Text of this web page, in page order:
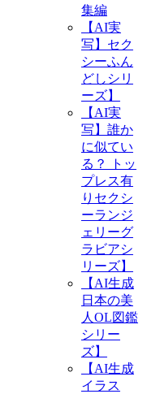
集編
【AI実
写】セク
シーふん
どしシリ
ーズ】
【AI実
写】誰か
に似てい
る？ トッ
プレス有
りセクシ
ーランジ
ェリーグ
ラビアシ
リーズ】
【AI生成
日本の美
人OL図鑑
シリー
ズ】
【AI生成
イラス